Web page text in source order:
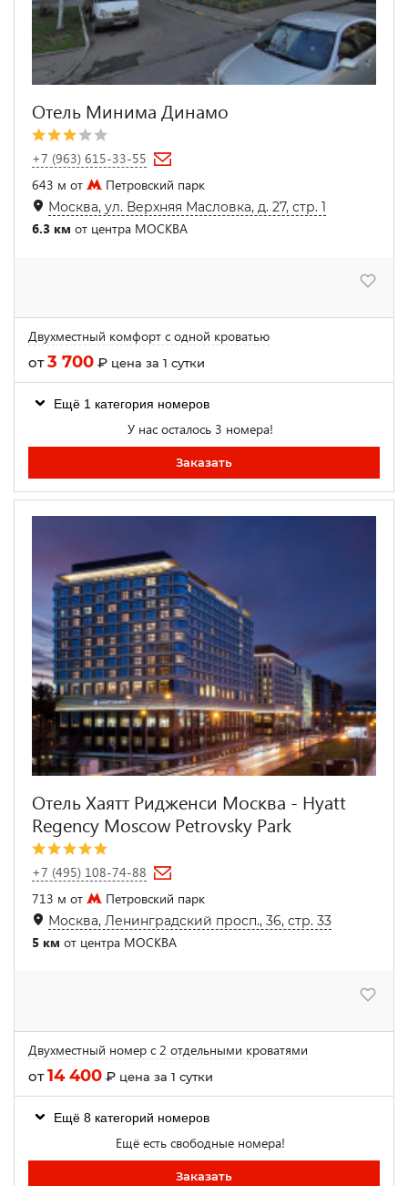
Отель Минима Динамо
+7 (963) 615-33-55
643 м от
Петровский парк
Москва, ул. Верхняя Масловка, д. 27, стр. 1
6.3 км от центра МОСКВА
Двухместный комфорт с одной кроватью
от3 700 ₽ цена за 1 сутки
Ещё 1 категория номеров
У нас осталось 3 номера!
Заказать
Отель Хаятт Ридженси Москва - Hyatt
Regency Moscow Petrovsky Park
+7 (495) 108-74-88
713 м от
Петровский парк
Москва, Ленинградский просп., 36, стр. 33
5 км от центра МОСКВА
Двухместный номер с 2 отдельными кроватями
от14 400 ₽ цена за 1 сутки
Ещё 8 категорий номеров
Ещё есть свободные номера!
Заказать